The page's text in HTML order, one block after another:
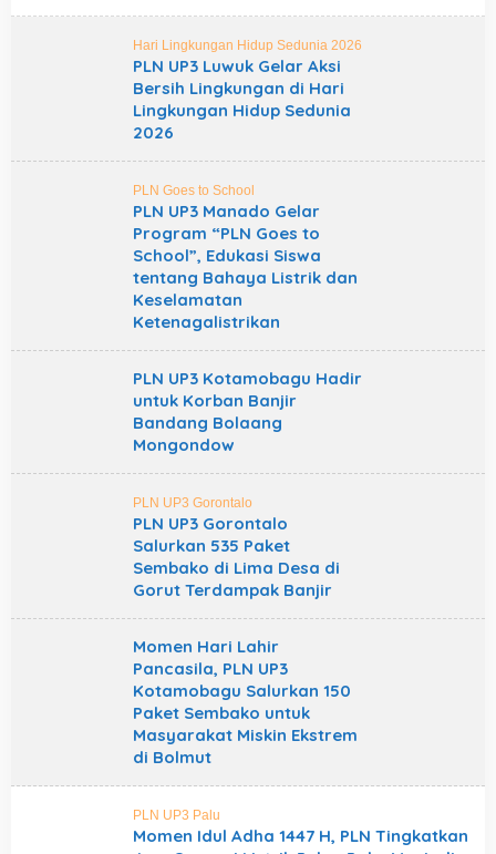
Hari Lingkungan Hidup Sedunia 2026
PLN UP3 Luwuk Gelar Aksi
Bersih Lingkungan di Hari
Lingkungan Hidup Sedunia
2026
PLN Goes to School
PLN UP3 Manado Gelar
Program “PLN Goes to
School”, Edukasi Siswa
tentang Bahaya Listrik dan
Keselamatan
Ketenagalistrikan
PLN UP3 Kotamobagu Hadir
untuk Korban Banjir
Bandang Bolaang
Mongondow
PLN UP3 Gorontalo
PLN UP3 Gorontalo
Salurkan 535 Paket
Sembako di Lima Desa di
Gorut Terdampak Banjir
Momen Hari Lahir
Pancasila, PLN UP3
Kotamobagu Salurkan 150
Paket Sembako untuk
Masyarakat Miskin Ekstrem
di Bolmut
PLN UP3 Palu
Momen Idul Adha 1447 H, PLN Tingkatkan